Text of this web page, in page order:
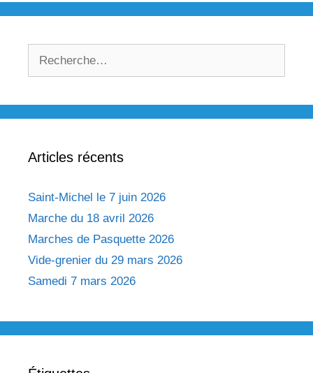
Articles récents
Saint-Michel le 7 juin 2026
Marche du 18 avril 2026
Marches de Pasquette 2026
Vide-grenier du 29 mars 2026
Samedi 7 mars 2026